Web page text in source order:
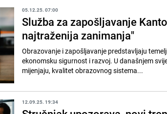
05.12.25. 07:00
Služba za zapošljavanje
najtraženija zanimanja"
Obrazovanje i zapošljavanje predstavljaju
ekonomsku sigurnost i razvoj. U današnjem
mijenjaju, kvalitet obrazovnog sistema...
12.09.25. 19:34